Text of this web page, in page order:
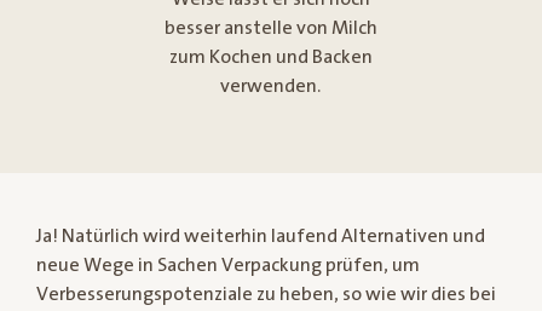
besser anstelle von Milch
zum Kochen und Backen
verwenden.
Ja! Natürlich wird weiterhin laufend Alternativen und
neue Wege in Sachen Verpackung prüfen, um
Verbesserungspotenziale zu heben, so wie wir dies bei